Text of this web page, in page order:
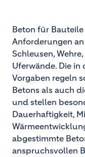
Beton für
Anforderungen
Schleusen,
Uferwände. Die in
Vorgaben regeln
Betons als auch
und stellen
Dauerhaftigkeit,
abgestimmte
anspruchsvollen